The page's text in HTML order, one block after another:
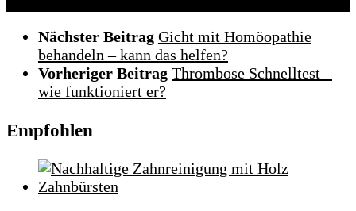
Nächster Beitrag Gicht mit Homöopathie
behandeln – kann das helfen?
Vorheriger Beitrag Thrombose Schnelltest –
wie funktioniert er?
Empfohlen